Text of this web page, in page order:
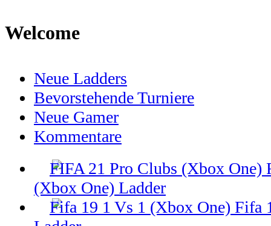
Welcome
Neue Ladders
Bevorstehende Turniere
Neue Gamer
Kommentare
(Xbox One) Ladder
Fifa